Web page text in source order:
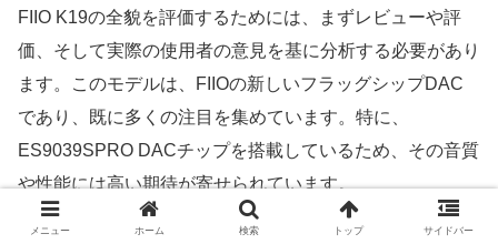
FIIO K19の全貌を評価するためには、まずレビューや評
価、そして実際の使用者の意見を基に分析する必要があり
ます。このモデルは、FIIOの新しいフラッグシップDAC
であり、既に多くの注目を集めています。特に、
ES9039SPRO DACチップを搭載しているため、その音質
や性能には高い期待が寄せられています。
まず、K19の総合評価としては「高品質な音質」と「多機
メニュー ホーム 検索 トップ サイドバー